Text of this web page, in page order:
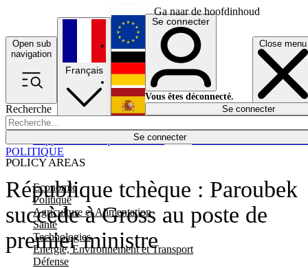
Ga naar de hoofdinhoud
Open sub
navigation
Close menu
Recherche
Se connecter
POLICY AREAS
Economie
Politique
Agriculture et Alimentation
Santé
Technologies
Energie, Environnement et Transport
Défense
Économie
Français
English
Deutsch
Español
Se connecter
Vous êtes déconnecté.
Se connecter
République tchèque : Paroubek
succède à Gross au poste de
premier ministre
POLITIQUE